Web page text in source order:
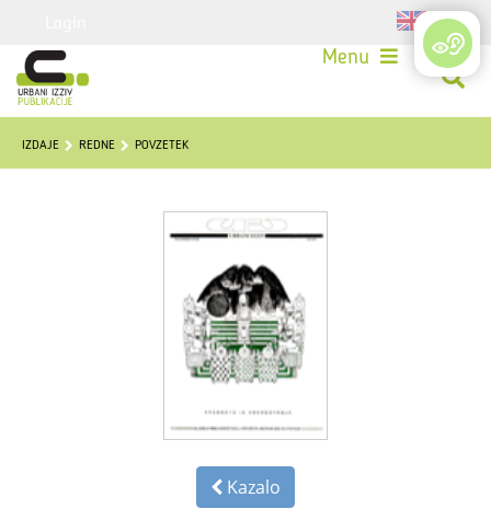
Menu
IZDAJE REDNE POVZETEK
Kazalo